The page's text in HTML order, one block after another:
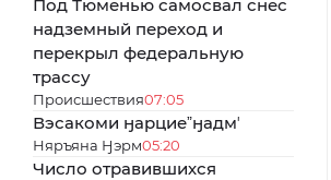
Под Тюменью самосвал снес
надземный переход и
перекрыл федеральную
трассу
Происшествия07:05
Вэсакоми ӈарциеˮӈадмʼ
Няръяна Ӈэрм05:20
Число отравившихся